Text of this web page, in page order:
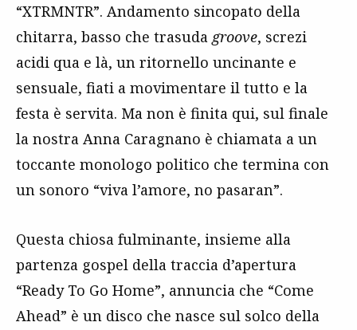
“XTRMNTR”. Andamento sincopato della
chitarra, basso che trasuda groove, screzi
acidi qua e là, un ritornello uncinante e
sensuale, fiati a movimentare il tutto e la
festa è servita. Ma non è finita qui, sul finale
la nostra Anna Caragnano è chiamata a un
toccante monologo politico che termina con
un sonoro “viva l’amore, no pasaran”.
Questa chiosa fulminante, insieme alla
partenza gospel della traccia d’apertura
“Ready To Go Home”, annuncia che “Come
Ahead” è un disco che nasce sul solco della